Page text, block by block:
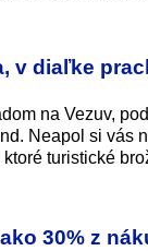
v diaľke
na Vezuv,
Neapol si vás
turistické
30% z